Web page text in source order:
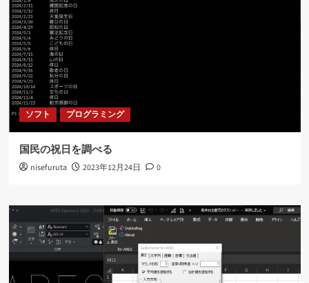
ソフト プログラミング
国民の祝日を調べる
nisefuruta 2023年12月24日 0